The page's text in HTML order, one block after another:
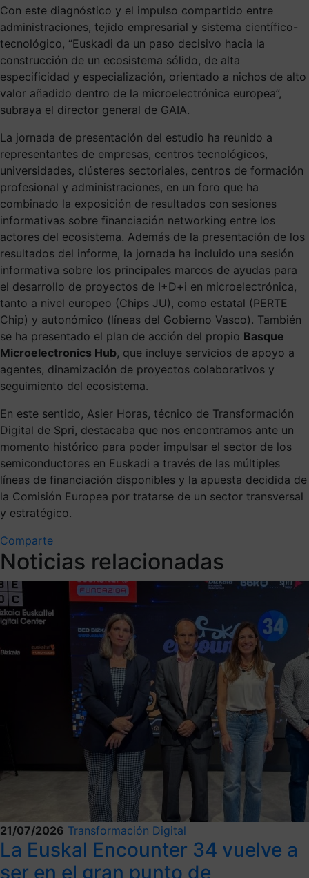
Con este diagnóstico y el impulso compartido entre
administraciones, tejido empresarial y sistema científico-
tecnológico, “Euskadi da un paso decisivo hacia la
construcción de un ecosistema sólido, de alta
especificidad y especialización, orientado a nichos de alto
valor añadido dentro de la microelectrónica europea”,
subraya el director general de GAIA.
La jornada de presentación del estudio ha reunido a
representantes de empresas, centros tecnológicos,
universidades, clústeres sectoriales, centros de formación
profesional y administraciones, en un foro que ha
combinado la exposición de resultados con sesiones
informativas sobre financiación networking entre los
actores del ecosistema. Además de la presentación de los
resultados del informe, la jornada ha incluido una sesión
informativa sobre los principales marcos de ayudas para
el desarrollo de proyectos de I+D+i en microelectrónica,
tanto a nivel europeo (Chips JU), como estatal (PERTE
Chip) y autonómico (líneas del Gobierno Vasco). También
se ha presentado el plan de acción del propio Basque
Microelectronics Hub, que incluye servicios de apoyo a
agentes, dinamización de proyectos colaborativos y
seguimiento del ecosistema.
En este sentido, Asier Horas, técnico de Transformación
Digital de Spri, destacaba que nos encontramos ante un
momento histórico para poder impulsar el sector de los
semiconductores en Euskadi a través de las múltiples
líneas de financiación disponibles y la apuesta decidida de
la Comisión Europea por tratarse de un sector transversal
y estratégico.
Comparte
Noticias relacionadas
21/07/2026 Transformación Digital
La Euskal Encounter 34 vuelve a
ser en el gran punto de